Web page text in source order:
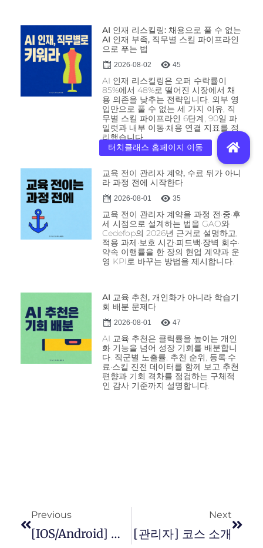
AI 인재 리스킬링: 채용으로 풀 수 없는
AI 인재 부족, 직무별 스킬 파이프라인
으로 푸는 법
2026-08-02 45
AI 인재 리스킬링은 오퍼 수락률이
85%에서 48%로 떨어진 시장에서 채
용 의존을 낮추는 전략입니다. 외부 영
입만으로 풀 수 없는 세 가지 이유, 직
무별 스킬 파이프라인 6단계, 90일 파
일럿과 내부 이동·채용 연결 지표를 정
리했습니다.
교육 전이 관리자 계약, 수료 뒤가 아니
라 과정 전에 시작한다
2026-08-01 35
교육 전이 관리자 계약을 과정 전·중·후
세 시점으로 설계하는 법을 GAO와
Cedefop의 2026년 근거로 설명하고,
적용 과제·보호 시간·피드백·장벽 회수·
약속 이행률을 한 장의 현업 계약과 운
영 KPI로 바꾸는 방법을 제시합니다.
AI 교육 추천, 개인화가 아니라 학습기
회 배분 문제다
2026-08-01 47
AI 교육 추천은 클릭률을 높이는 개인
화 기능을 넘어 성장 기회를 배분합니
다. 직군별 노출률, 추천 순위, 등록·수
료·스킬 진전 데이터를 함께 보고 추천
편향과 기회 격차를 점검하는 구체적
인 감사 기준까지 설명합니다.
Previous
[iOS/Android] 오픈코스 화면 UI 변경
Next
[관리자] 코스 소개